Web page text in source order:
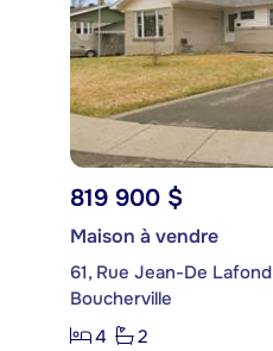
819 900 $
Maison à vendre
61, Rue Jean-De Lafond
Boucherville
4
2